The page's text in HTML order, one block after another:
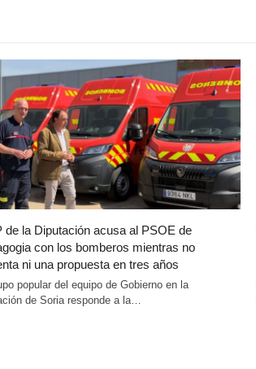
de la Diputación acusa al PSOE de
con los bomberos mientras no
ni una propuesta en tres años
popular del equipo de Gobierno en la
de Soria responde a la…